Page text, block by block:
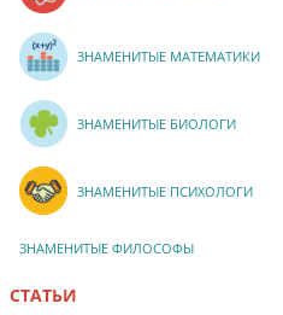
ЗНАМЕНИТЫЕ МАТЕМАТИКИ
ЗНАМЕНИТЫЕ БИОЛОГИ
ЗНАМЕНИТЫЕ ПСИХОЛОГИ
ЗНАМЕНИТЫЕ ФИЛОСОФЫ
СТАТЬИ